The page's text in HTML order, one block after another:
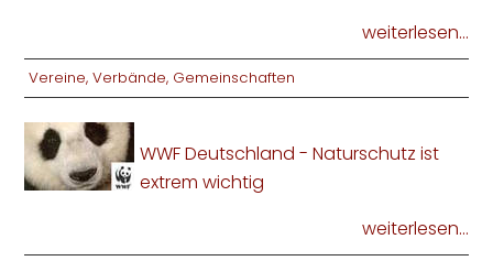
weiterlesen...
Vereine, Verbände, Gemeinschaften
WWF Deutschland - Naturschutz ist
extrem wichtig
weiterlesen...